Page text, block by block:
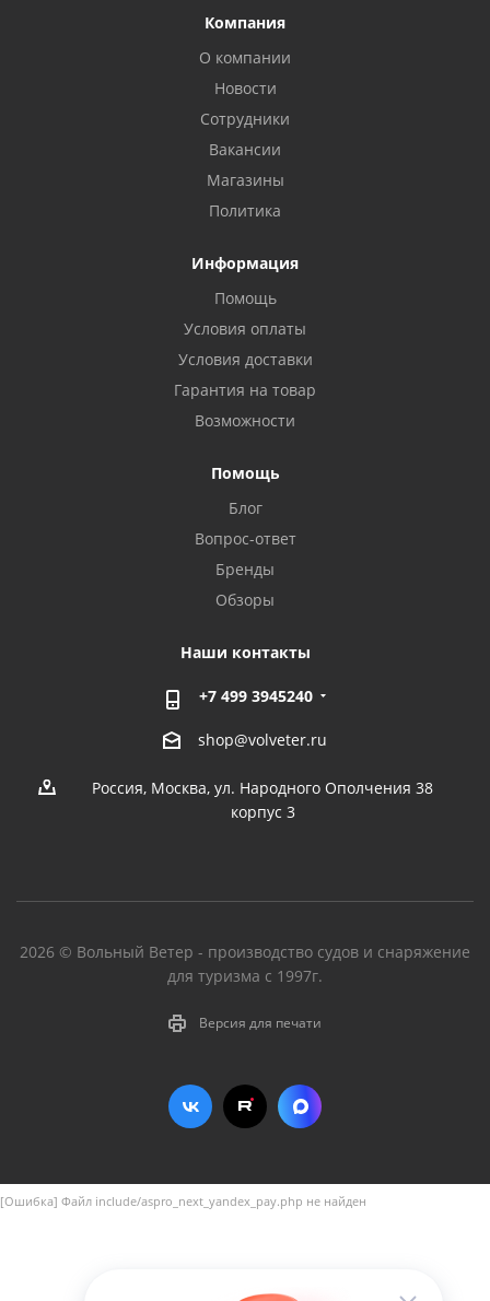
Компания
О компании
Новости
Сотрудники
Вакансии
Магазины
Политика
Информация
Помощь
Условия оплаты
Условия доставки
Гарантия на товар
Возможности
Помощь
Блог
Вопрос-ответ
Бренды
Обзоры
Наши контакты
+7 499 3945240
shop@volveter.ru
Россия, Москва, ул. Народного Ополчения 38
корпус 3
2026 © Вольный Ветер - производство судов и снаряжение
для туризма с 1997г.
Версия для печати
[Ошибка] Файл include/aspro_next_yandex_pay.php не найден